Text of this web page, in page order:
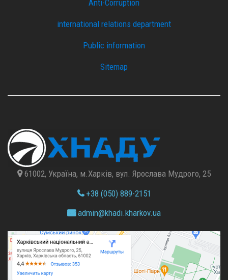
Anti-Corruption
international relations department
Public information
Sitemap
61002, Україна, м.Харків, вул. Ярослава Мудрого, 25
+38 (050) 889-2151
admin@khadi.kharkov.ua